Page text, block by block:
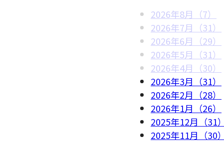
2026年8月（7）
2026年7月（31）
2026年6月（29）
2026年5月（31）
2026年4月（30）
2026年3月（31）
2026年2月（28）
2026年1月（26）
2025年12月（31）
2025年11月（30）